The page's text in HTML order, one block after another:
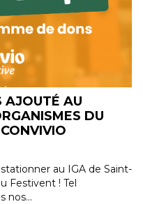
DU QUÉBEC
DE
dans mon panier
Les Aliments du
Cette année